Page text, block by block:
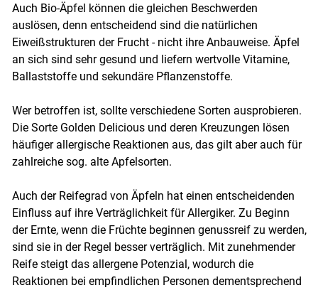
Auch Bio-Äpfel können die gleichen Beschwerden
auslösen, denn entscheidend sind die natürlichen
Eiweißstrukturen der Frucht - nicht ihre Anbauweise. Äpfel
an sich sind sehr gesund und liefern wertvolle Vitamine,
Ballaststoffe und sekundäre Pflanzenstoffe.
Wer betroffen ist, sollte verschiedene Sorten ausprobieren.
Die Sorte Golden Delicious und deren Kreuzungen lösen
häufiger allergische Reaktionen aus, das gilt aber auch für
zahlreiche sog. alte Apfelsorten.
Auch der Reifegrad von Äpfeln hat einen entscheidenden
Einfluss auf ihre Verträglichkeit für Allergiker. Zu Beginn
der Ernte, wenn die Früchte beginnen genussreif zu werden,
sind sie in der Regel besser verträglich. Mit zunehmender
Reife steigt das allergene Potenzial, wodurch die
Reaktionen bei empfindlichen Personen dementsprechend